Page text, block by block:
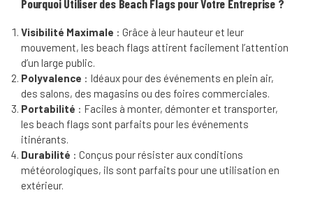
Pourquoi Utiliser des Beach Flags pour Votre Entreprise ?
Visibilité Maximale : Grâce à leur hauteur et leur
mouvement, les beach flags attirent facilement l’attention
d’un large public.
Polyvalence : Idéaux pour des événements en plein air,
des salons, des magasins ou des foires commerciales.
Portabilité : Faciles à monter, démonter et transporter,
les beach flags sont parfaits pour les événements
itinérants.
Durabilité : Conçus pour résister aux conditions
météorologiques, ils sont parfaits pour une utilisation en
extérieur.